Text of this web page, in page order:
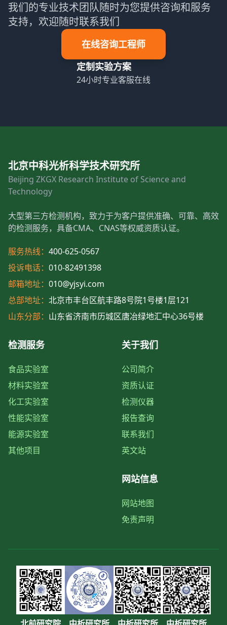
我们的专业技术团队随时为您提供咨询和服务
支持，欢迎随时联系我们
在线咨询工程师
定制实验方案
24小时专业客服在线
北京中科光析科学技术研究所
Beijing ZKGX Research Institute of Science and
Technology
大型第三方检测机构，致力于为客户提供准确、可靠、高效
的检测服务，具备CMA、CNAS等权威资质认证。
服务热线： 400-625-0567
投诉电话： 010-82491398
邮箱地址： 010@yjsyi.com
总部地址： 北京市丰台区航丰路8号院1号楼1层121
山东分部： 山东省济南市历城区唐冶绿地汇中心36号楼
检测服务
食品实验室
材料实验室
化工实验室
性能实验室
能源实验室
其他项目
关于我们
公司简介
资质认证
检测仪器
报告查询
联系我们
英文站
网站信息
网站地图
免责声明